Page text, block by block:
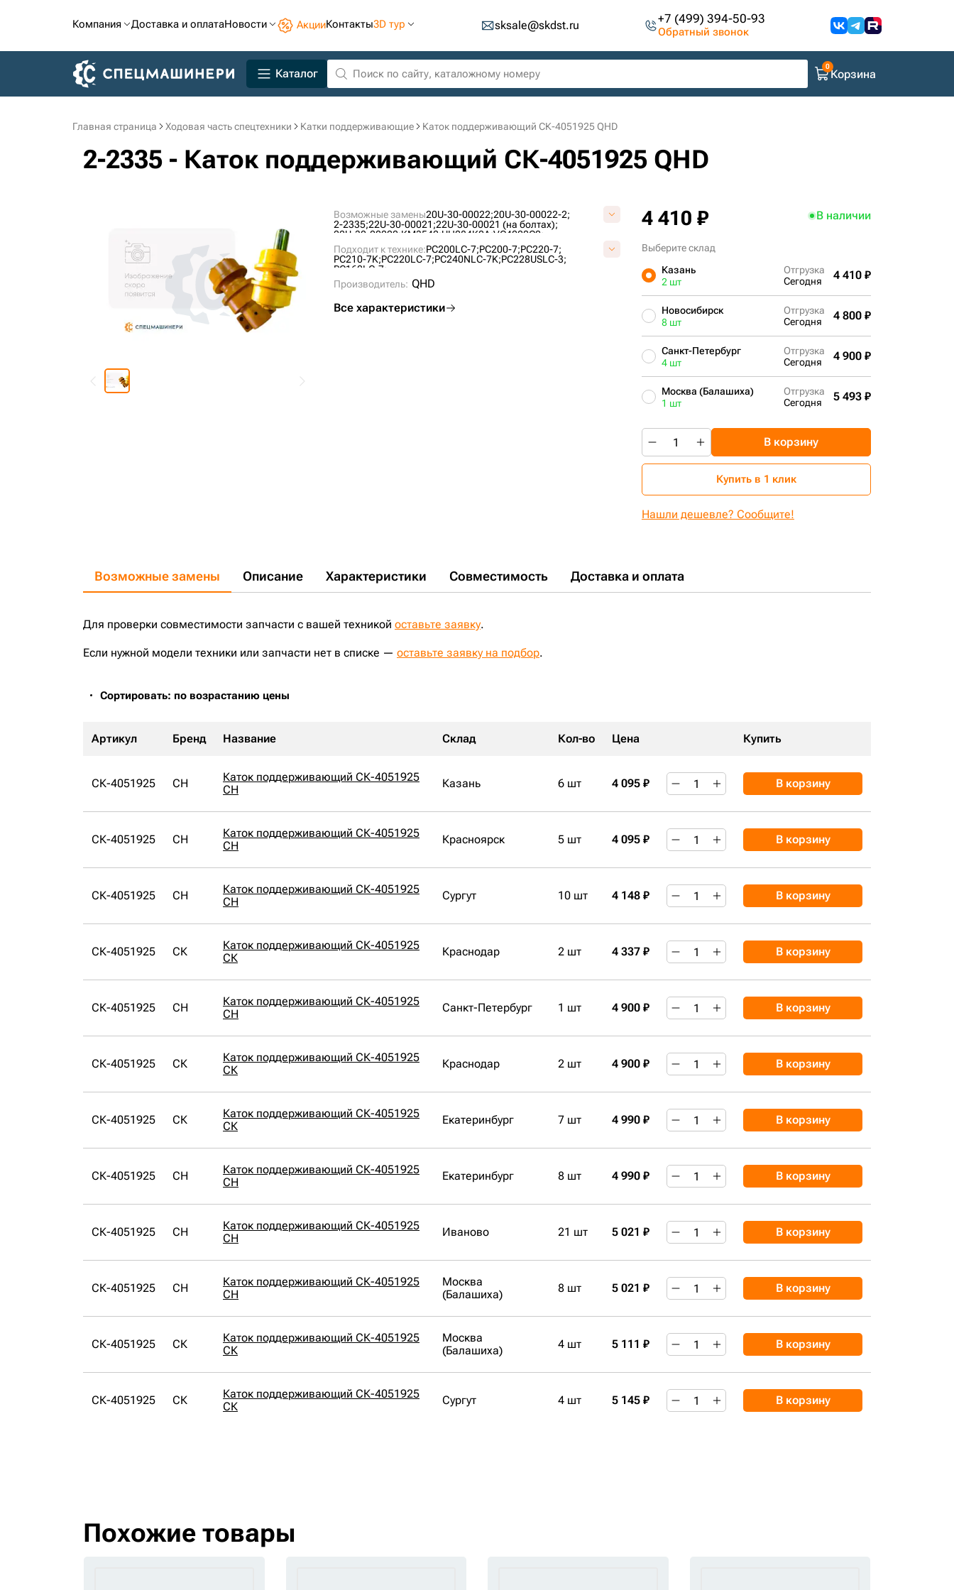
Компания Доставка и оплатаНовости АкцииКонтакты3D тур sksale@skdst.ru +7 (499) 394-50-93
Обратный звонок
Каталог Корзина
Главная страница Ходовая часть спецтехники Катки поддерживающие Каток поддерживающий СК-4051925 QHD
2-2335 - Каток поддерживающий СК-4051925 QHD
Возможные замены20U-30-00022;20U-30-00022-2;
2-2335;22U-30-00021;22U-30-00021 (на болтах);
22U-30-00022;KM3542;UH084K0A;VC4020C0;
Подходит к технике:PC200LC-7;PC200-7;PC220-7;
PC210-7K;PC220LC-7;PC240NLC-7K;PC228USLC-3;
PC160LC-7;
Производитель: QHD
Все характеристики
4 410 ₽ В наличии
Выберите склад
Казань
2 шт
Отгрузка
Сегодня
4 410 ₽
Новосибирск
8 шт
Отгрузка
Сегодня
4 800 ₽
Санкт-Петербург
4 шт
Отгрузка
Сегодня
4 900 ₽
Москва (Балашиха)
1 шт
Отгрузка
Сегодня
5 493 ₽
В корзину
Купить в 1 клик
Нашли дешевле? Сообщите!
Возможные замены Описание Характеристики Совместимость Доставка и оплата
Для проверки совместимости запчасти с вашей техникой оставьте заявку.
Если нужной модели техники или запчасти нет в списке — оставьте заявку на подбор.
Сортировать: по возрастанию цены
Артикул Бренд Название Склад Кол-во Цена Купить
СК-4051925 CH
Каток поддерживающий СК-4051925
CH
Казань 6 шт 4 095 ₽ В корзину
СК-4051925 CH
Каток поддерживающий СК-4051925
CH
Красноярск 5 шт 4 095 ₽ В корзину
СК-4051925 CH
Каток поддерживающий СК-4051925
CH
Сургут 10 шт 4 148 ₽ В корзину
СК-4051925 СК
Каток поддерживающий СК-4051925
СК
Краснодар 2 шт 4 337 ₽ В корзину
СК-4051925 CH
Каток поддерживающий СК-4051925
CH
Санкт-Петербург 1 шт 4 900 ₽ В корзину
СК-4051925 СК
Каток поддерживающий СК-4051925
СК
Краснодар 2 шт 4 900 ₽ В корзину
СК-4051925 СК
Каток поддерживающий СК-4051925
СК
Екатеринбург 7 шт 4 990 ₽ В корзину
СК-4051925 CH
Каток поддерживающий СК-4051925
CH
Екатеринбург 8 шт 4 990 ₽ В корзину
СК-4051925 CH
Каток поддерживающий СК-4051925
CH
Иваново 21 шт 5 021 ₽ В корзину
СК-4051925 CH
Каток поддерживающий СК-4051925
CH
Москва
(Балашиха)
8 шт 5 021 ₽ В корзину
СК-4051925 СК
Каток поддерживающий СК-4051925
СК
Москва
(Балашиха)
4 шт 5 111 ₽ В корзину
СК-4051925 СК
Каток поддерживающий СК-4051925
СК
Сургут 4 шт 5 145 ₽ В корзину
Похожие товары